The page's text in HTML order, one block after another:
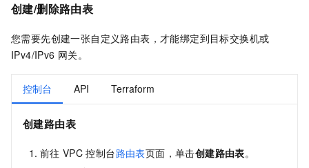
创建/删除路由表
您需要先创建一张自定义路由表，才能绑定到目标交换机或
IPv4/IPv6 网关。
控制台 API Terraform
创建路由表
前往 VPC 控制台路由表页面，单击创建路由表。